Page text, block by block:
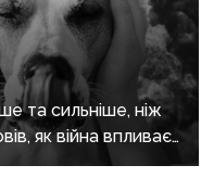
та сильніше, ніж
як війна впливає